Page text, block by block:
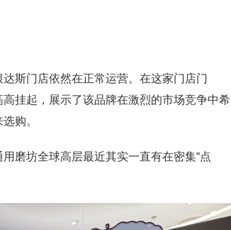
斯门店依然在正常运营。在这家门店门
挂起，展示了该品牌在激烈的市场竞争中希
购。
磨坊全球高层最近其实一直有在密集“点